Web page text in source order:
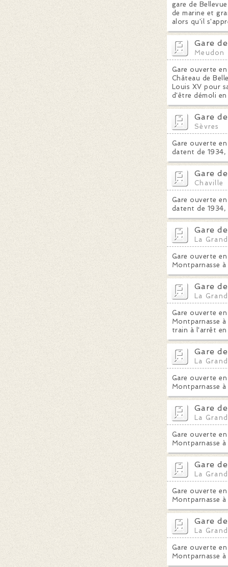
gare de
de marine et
alors qu'il
Gare
Meudon
Gare ouverte
Château de
Louis XV pour
d'être démoli
Gare
Sèvres
Gare ouverte
datent de 1934,
Gare
Chaville
Gare ouverte
datent de 1934,
Gare
La
Gare ouverte
Montparnasse
Gare
La
Gare ouverte
Montparnasse
train à l'arrêt
Gare
La
Gare ouverte
Montparnasse
Gare
La
Gare ouverte
Montparnasse
Gare
La
Gare ouverte
Montparnasse
Gare
La
Gare ouverte
Montparnasse